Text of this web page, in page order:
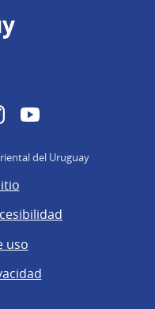
InstagramYouTube
del Uruguay
uso